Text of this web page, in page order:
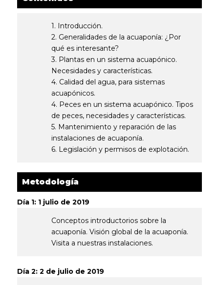
1. Introducción.
2. Generalidades de la acuaponía: ¿Por
qué es interesante?
3. Plantas en un sistema acuapónico.
Necesidades y características.
4. Calidad del agua, para sistemas
acuapónicos.
4. Peces en un sistema acuapónico. Tipos
de peces, necesidades y características.
5. Mantenimiento y reparación de las
instalaciones de acuaponía.
6. Legislación y permisos de explotación.
Metodología
Día 1: 1 julio de 2019
Conceptos introductorios sobre la
acuaponía. Visión global de la acuaponía.
Visita a nuestras instalaciones.
Día 2: 2 de julio de 2019